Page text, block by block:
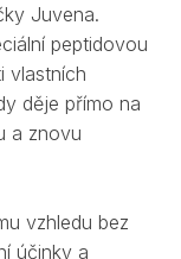
Juvena.
peptidovou
vlastních
děje přímo na
a znovu
vzhledu bez
účinky a